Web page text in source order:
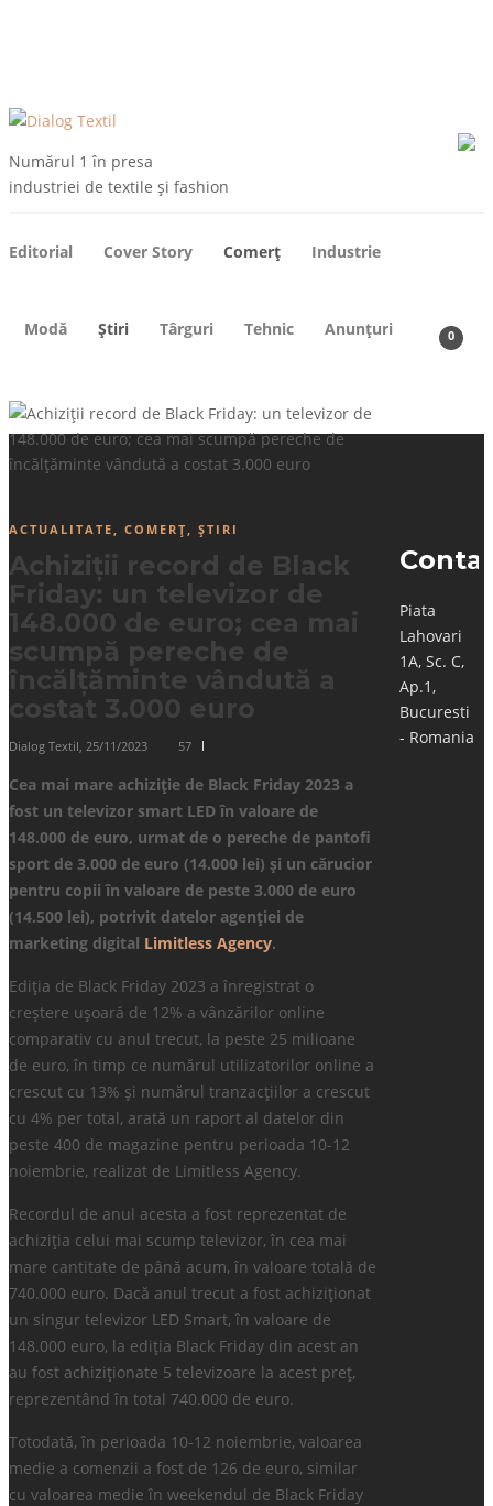
Numărul 1 în presa
industriei de textile și fashion
Editorial Cover Story Comerț Industrie
Modă Știri Târguri Tehnic Anunțuri 0
ACTUALITATE, COMERȚ, ȘTIRI
Achiziții record de Black
Friday: un televizor de
148.000 de euro; cea mai
scumpă pereche de
încălțăminte vândută a
costat 3.000 euro
Dialog Textil, 25/11/2023 57
Cea mai mare achiziție de Black Friday 2023 a
fost un televizor smart LED în valoare de
148.000 de euro, urmat de o pereche de pantofi
sport de 3.000 de euro (14.000 lei) și un cărucior
pentru copii în valoare de peste 3.000 de euro
(14.500 lei), potrivit datelor agenției de
marketing digital Limitless Agency.
Ediția de Black Friday 2023 a înregistrat o
creștere ușoară de 12% a vânzărilor online
comparativ cu anul trecut, la peste 25 milioane
de euro, în timp ce numărul utilizatorilor online a
crescut cu 13% și numărul tranzacțiilor a crescut
cu 4% per total, arată un raport al datelor din
peste 400 de magazine pentru perioada 10-12
noiembrie, realizat de Limitless Agency.
Recordul de anul acesta a fost reprezentat de
achiziția celui mai scump televizor, în cea mai
mare cantitate de până acum, în valoare totală de
740.000 euro. Dacă anul trecut a fost achiziționat
un singur televizor LED Smart, în valoare de
148.000 euro, la ediția Black Friday din acest an
au fost achiziționate 5 televizoare la acest preț,
reprezentând în total 740.000 de euro.
Totodată, în perioada 10-12 noiembrie, valoarea
medie a comenzii a fost de 126 de euro, similar
cu valoarea medie în weekendul de Black Friday
Piata
Lahovari
1A, Sc. C,
Ap.1,
Bucuresti
- Romania